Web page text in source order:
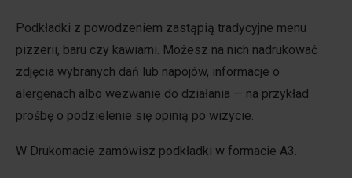
Podkładki z powodzeniem zastąpią tradycyjne menu
pizzerii, baru czy kawiarni. Możesz na nich nadrukować
zdjęcia wybranych dań lub napojów, informacje o
alergenach albo wezwanie do działania — na przykład
prośbę o podzielenie się opinią po wizycie.
W Drukomacie zamówisz podkładki w formacie A3.